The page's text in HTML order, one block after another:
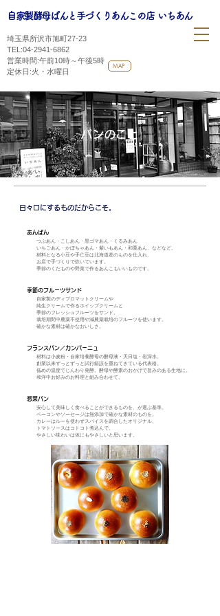
埼玉県所沢市旭町27-23
TEL:04-2941-6862
営業時間:午前10時～午後5時
​定休日:火・水曜日
自家製酵母ぱんと手づくりあんこの店 いちあん
MAP
パンのこと
日々口にするものだからこそ。
あんぱん
つぶあん・こしあん・黒ゴマあん・くるみあん
いちごあん・かぼちゃあん・紫いもあん・和栗あん、などなど。
材料となる小豆や手亡豆は北海道産のものを仕入れ、
お店で手づくりで炊いています。
季節のくだものや野菜で作るあんこもいいものです。
季節のフルーツサンド
自家製のディプロマットクリームや
純生クリームで作るホイップクリームと
季節のフレッシュフルーツをサンド。
栽培期間中農薬不使用や減農薬栽培のフルーツを使います。
確かな素材は確かなおいしさ。
フランスパン／カンパーニュ
材料は小麦粉・自家培養酵母の酵母液・天日塩・岩深水。
創業以来ずっとずっと試行錯誤を重ねてきている代表格。
低めの温度でじんわり発酵。酵母や酵素のおかげで旨みのある生地に。
和洋中お好みのお料理と組み合わせて。
惣菜パン
安心して美味しく食べることができるものを、が選ぶ基準。
ベーコンやソーセージは無添加で確かな素材のものを。
カレーはルーを使わずスパイスを調合したオリジナル。
トマトソースはコトコト煮込んで。
やさしい味わいは体にもやさしいと思います。